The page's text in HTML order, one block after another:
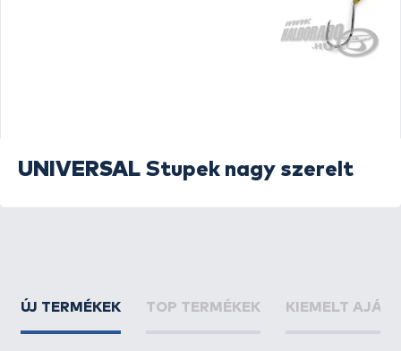
UNIVERSAL Stupek nagy szerelt
ÚJ TERMÉKEK TOP TERMÉKEK KIEMELT